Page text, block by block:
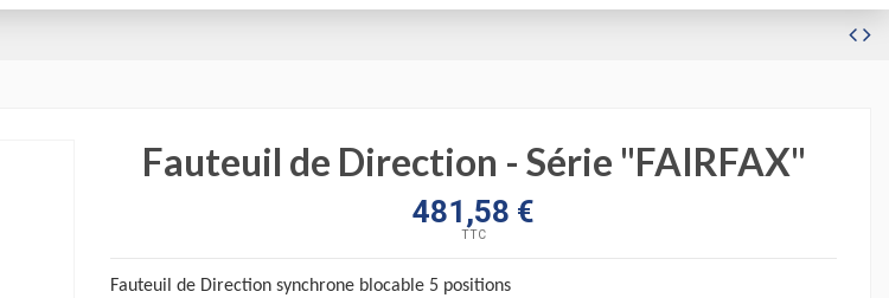
Fauteuil de Direction - Série "FAIRFAX"
481,58 €
TTC
Fauteuil de Direction synchrone blocable 5 positions